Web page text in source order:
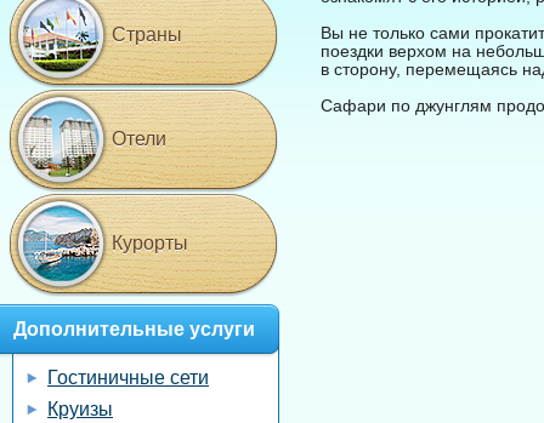
Вы не только сами
поездки верхом на
в сторону, перемещаясь
Сафари по джунглям
Страны
Отели
Курорты
Дополнительные услуги
Гостиничные сети
Круизы